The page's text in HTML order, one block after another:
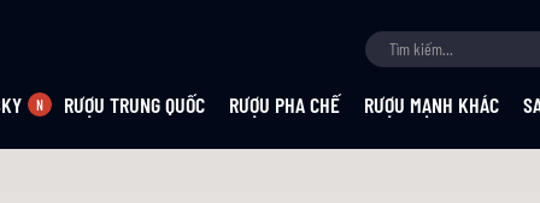
RƯỢU TRUNG QUỐC RƯỢU PHA CHẾ RƯỢU MẠNH KHÁC